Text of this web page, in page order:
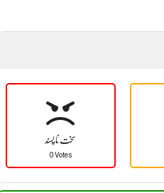
سخت نا پسند
0 Votes